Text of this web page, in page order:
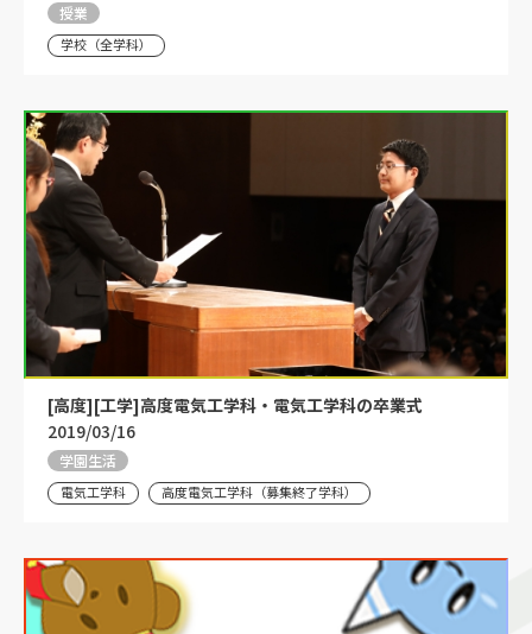
授業
学校（全学科）
[高度][工学]高度電気工学科・電気工学科の卒業式
2019/03/16
学園生活
電気工学科 高度電気工学科（募集終了学科）